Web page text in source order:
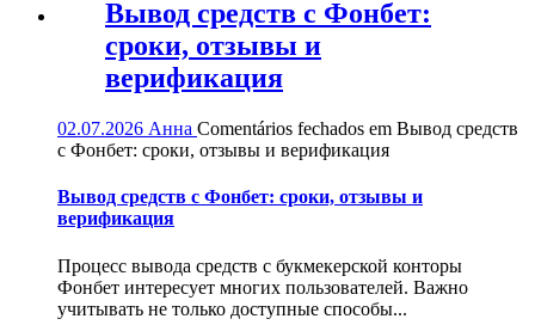
Вывод средств с Фонбет:
сроки, отзывы и
верификация
02.07.2026 Анна Comentários fechados em Вывод средств
с Фонбет: сроки, отзывы и верификация
Вывод средств с Фонбет: сроки, отзывы и
верификация
Процесс вывода средств с букмекерской конторы
Фонбет интересует многих пользователей. Важно
учитывать не только доступные способы...